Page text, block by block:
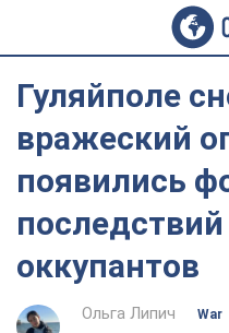
Гуляйполе
вражеский
появились
оккупантов
Ольга Липич
War